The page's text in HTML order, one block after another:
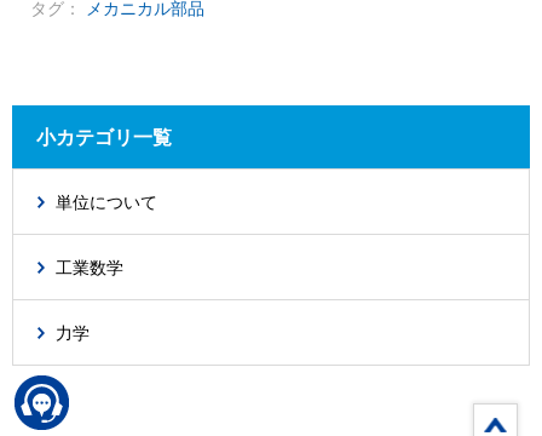
タグ： メカニカル部品
小カテゴリ一覧
単位について
工業数学
力学